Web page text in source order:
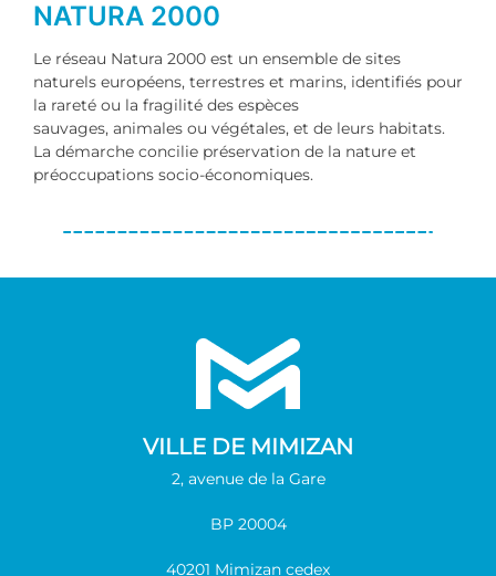
NATURA 2000
Le réseau Natura 2000 est un ensemble de sites
naturels européens, terrestres et marins, identifiés pour
la rareté ou la fragilité des espèces
sauvages, animales ou végétales, et de leurs habitats.
La démarche concilie préservation de la nature et
préoccupations socio-économiques.
VILLE DE MIMIZAN
2, avenue de la Gare
BP 20004
40201 Mimizan cedex